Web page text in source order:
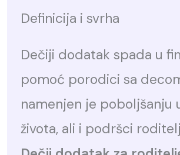
Definicija i svrha
Dečiji dodatak spada u
pomoć porodici sa
namenjen je poboljšanju
života, ali i podršci